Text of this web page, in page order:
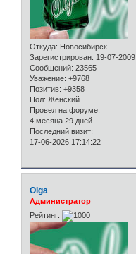
Откуда: Новосибирск
Зарегистрирован: 19-07-2009
Сообщений: 23565
Уважение: +9768
Позитив: +9358
Пол: Женский
Провел на форуме:
4 месяца 29 дней
Последний визит:
17-06-2026 17:14:22
Olga
Администратор
Рейтинг: